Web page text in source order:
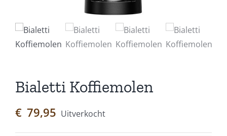
Bialetti Koffiemolen
€ 79,95 Uitverkocht